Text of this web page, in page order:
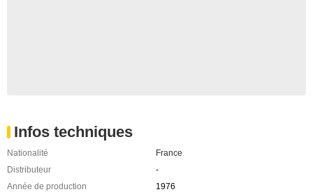
Infos techniques
Nationalité
France
Distributeur
-
Année de production
1976